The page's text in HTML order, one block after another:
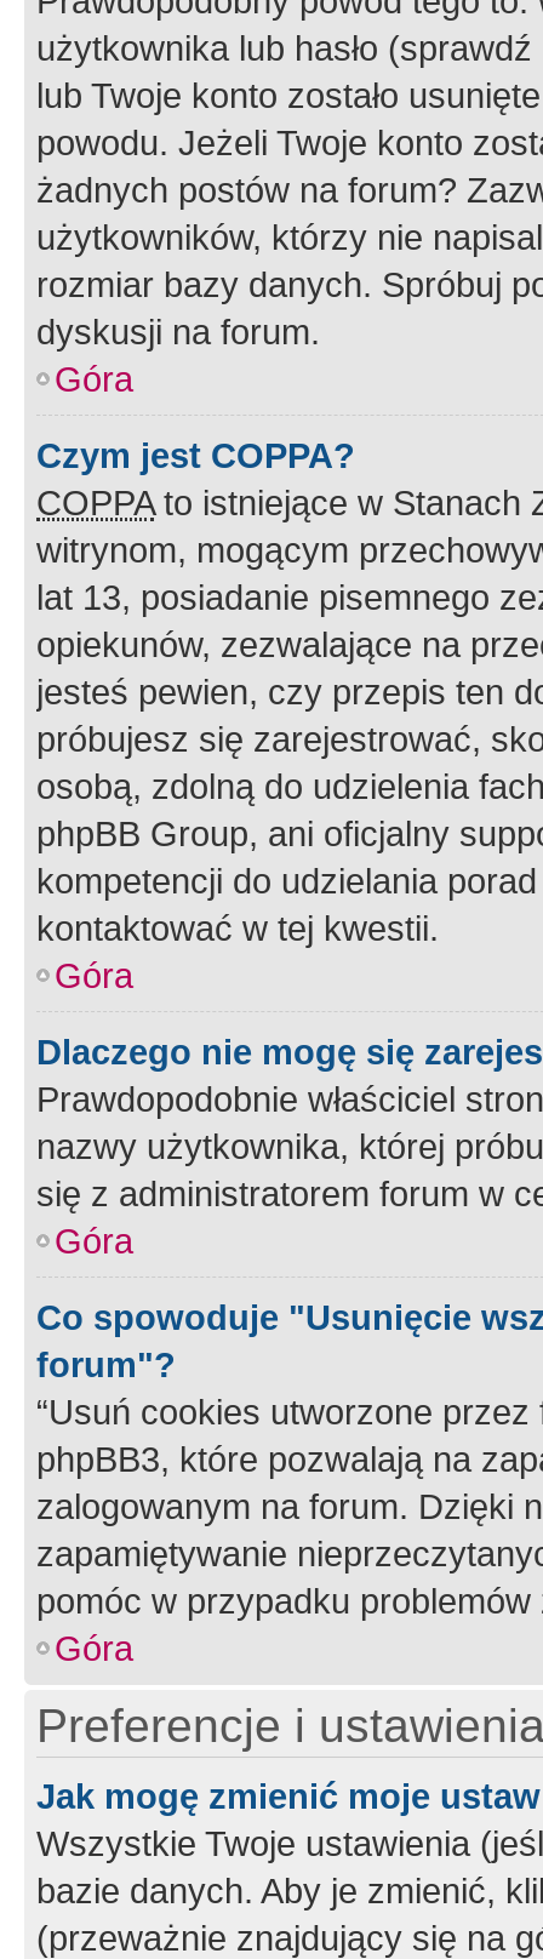
użytkownika lub hasło
lub Twoje konto zostało
powodu. Jeżeli Twoje konto
żadnych postów na forum?
użytkowników, którzy nie
rozmiar bazy danych. Spróbuj
dyskusji na forum.
Góra
Czym jest COPPA?
COPPAto istniejące w Stanach
witrynom, mogącym
lat 13, posiadanie pisemnego
opiekunów, zezwalające na
jesteś pewien, czy przepis ten
próbujesz się zarejestrować,
osobą, zdolną do udzielenia
phpBB Group, ani oficjalny
kompetencji do udzielania
kontaktować w tej kwestii.
Góra
Dlaczego nie mogę się
Prawdopodobnie właściciel
nazwy użytkownika, której
się z administratorem forum w
Góra
Co spowoduje "Usunięcie
forum"?
“Usuń cookies utworzone
phpBB3, które pozwalają na
zalogowanym na forum. Dzięki
zapamiętywanie
pomóc w przypadku
Góra
Preferencje i
Jak mogę zmienić moje
Wszystkie Twoje ustawienia
bazie danych. Aby je zmienić,
(przeważnie znajdujący się na